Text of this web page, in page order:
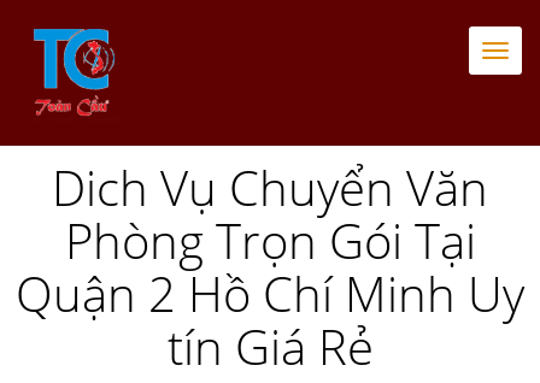
Dich Vụ Chuyển Văn
Phòng Trọn Gói Tại
Quận 2 Hồ Chí Minh Uy
tín Giá Rẻ